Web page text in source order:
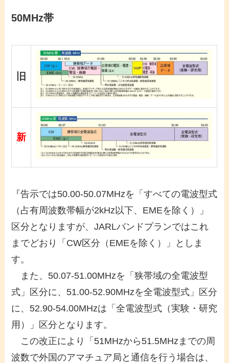
50MHz帯
旧
新
『告示では50.00-50.07MHzを「すべての電波型式
（占有周波数帯幅が2kHz以下、EMEを除く）」
区分となりますが、JARLバンドプランではこれ
までどおり「CW区分（EMEを除く）」としま
す。
また、50.07-51.00MHzを「狭帯域の全電波型
式」区分に、51.00-52.90MHzを全電波型式」区分
に、52.90-54.00MHzは「全電波型式（実験・研究
用）」区分となります。
この改正により「51MHzから51.5MHzまでの周
波数で外国のアマチュア局と通信を行う場合は、